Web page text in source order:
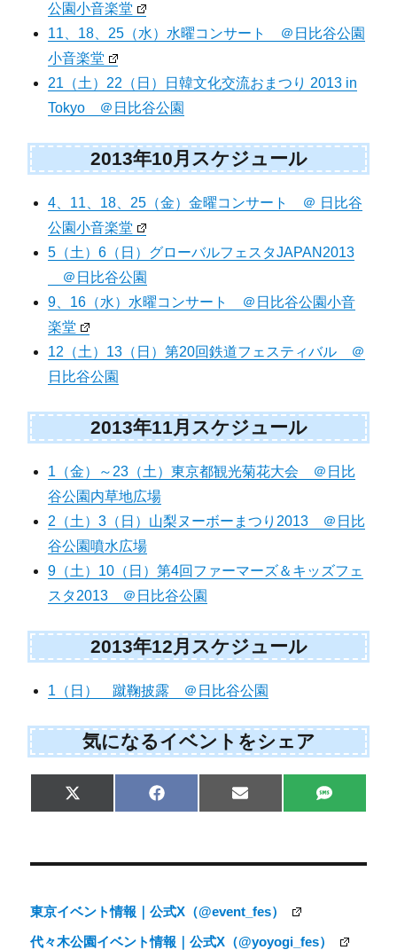
公園小音楽堂
11、18、25（水）水曜コンサート ＠日比谷公園
小音楽堂
21（土）22（日）日韓文化交流おまつり 2013 in
Tokyo ＠日比谷公園
2013年10月スケジュール
4、11、18、25（金）金曜コンサート ＠ 日比谷
公園小音楽堂
5（土）6（日）グローバルフェスタJAPAN2013
＠日比谷公園
9、16（水）水曜コンサート ＠日比谷公園小音
楽堂
12（土）13（日）第20回鉄道フェスティバル ＠
日比谷公園
2013年11月スケジュール
1（金）～23（土）東京都観光菊花大会 ＠日比
谷公園内草地広場
2（土）3（日）山梨ヌーボーまつり2013 ＠日比
谷公園噴水広場
9（土）10（日）第4回ファーマーズ＆キッズフェ
スタ2013 ＠日比谷公園
2013年12月スケジュール
1（日） 蹴鞠披露 ＠日比谷公園
気になるイベントをシェア
Share
on
X
(
t
r
Share
on
F
a
o
Share
on
E
m
Share
on
S
M
東京イベント情報｜公式X（@event_fes）
代々木公園イベント情報｜公式X（@yoyogi_fes）